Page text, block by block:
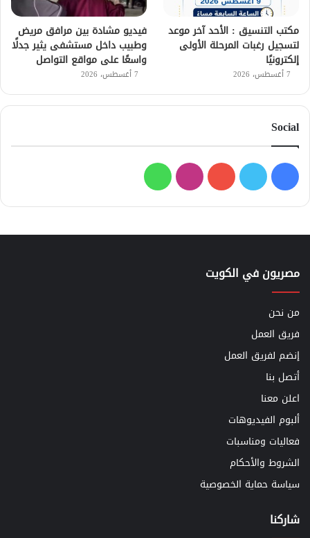
مكتب التنسيق : الأحد آخر موعد
لتسجيل رغبات المرحلة الأولى
إلكترونيًا
7 أغسطس، 2026
فيديو مشادة بين مرافق مريض
وطبيب داخل مستشفى يثير جدلًا
واسعًا على مواقع التواصل
7 أغسطس، 2026
Social
فيسبوك
تويتر يوتيوبانستقرامواتساب
مصريون في الكويت
من نحن
فريق العمل
إنضم لفريق العمل
أتصل بنا
اعلن معنا
ألبوم الفيديوهات
فعاليات ومناسبات
الشروط والأحكام
سياسة حماية الخصوصية
شاركنا